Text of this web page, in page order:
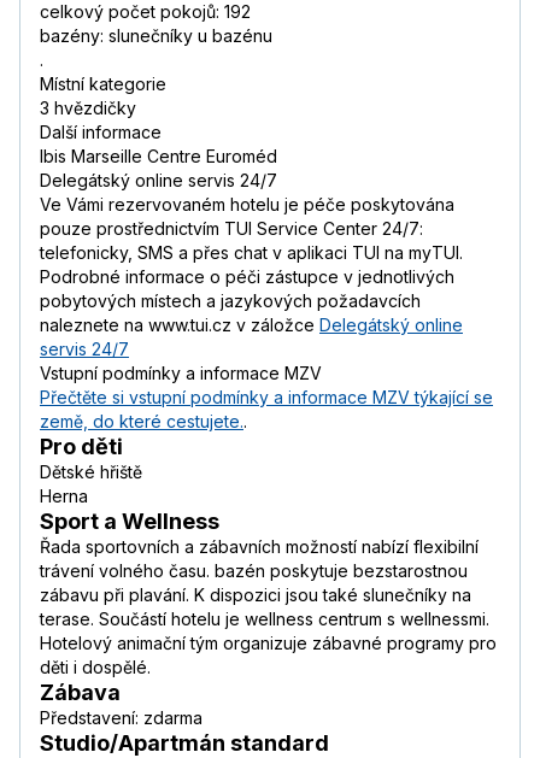
celkový počet pokojů: 192
bazény: slunečníky u bazénu
.
Místní kategorie
3 hvězdičky
Další informace
Ibis Marseille Centre Euroméd
Delegátský online servis 24/7
Ve Vámi rezervovaném hotelu je péče poskytována
pouze prostřednictvím TUI Service Center 24/7:
telefonicky, SMS a přes chat v aplikaci TUI na myTUI.
Podrobné informace o péči zástupce v jednotlivých
pobytových místech a jazykových požadavcích
naleznete na www.tui.cz v záložce Delegátský online
servis 24/7
Vstupní podmínky a informace MZV
Přečtěte si vstupní podmínky a informace MZV týkající se
země, do které cestujete..
Pro děti
Dětské hřiště
Herna
Sport a Wellness
Řada sportovních a zábavních možností nabízí flexibilní
trávení volného času. bazén poskytuje bezstarostnou
zábavu při plavání. K dispozici jsou také slunečníky na
terase. Součástí hotelu je wellness centrum s wellnessmi.
Hotelový animační tým organizuje zábavné programy pro
děti i dospělé.
Zábava
Představení: zdarma
Studio/Apartmán standard